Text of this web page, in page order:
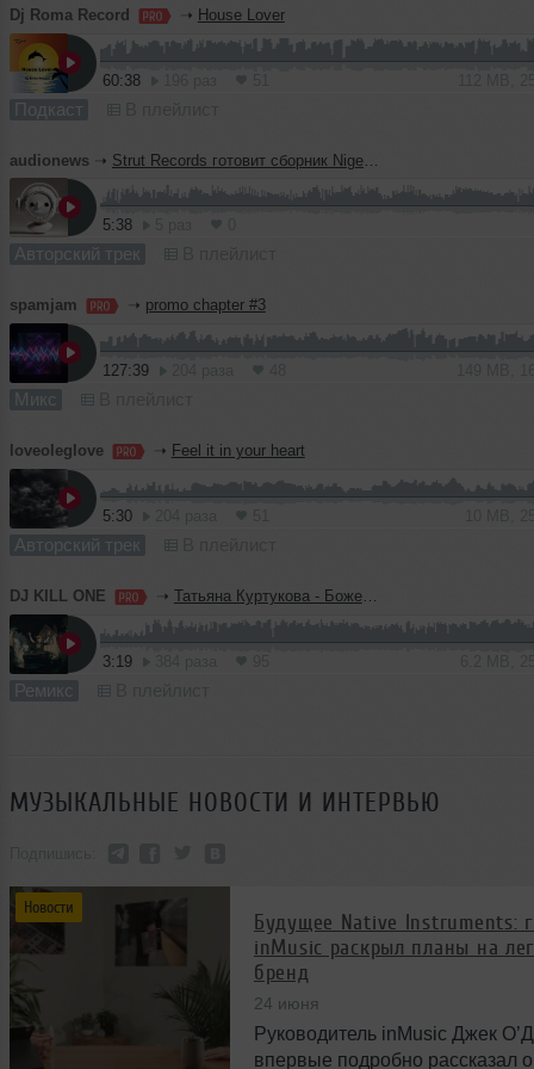
Dj Roma Record ➝ House Lover
60:38
Подкаст
audionews ➝ Strut Records готовит сборник Nigeria 80 с редкими нигерийскими треками 1980-х
5:38
Авторский трек
spamjam ➝ promo chapter #3
127:39
Микс
loveoleglove ➝ Feel it in your heart
5:30
Авторский трек
DJ KILL ONE ➝ Татьяна Куртукова - Боже, какой пустяк (KILL ONE Blend)
3:19
Ремикс
МУЗЫКАЛЬНЫЕ НОВОСТИ И ИНТЕРВЬЮ
Будущее Native Instruments:
inMusic раскрыл планы на
бренд
24 июня
Руководитель inMusic Джек
впервые подробно рассказал о
Новости